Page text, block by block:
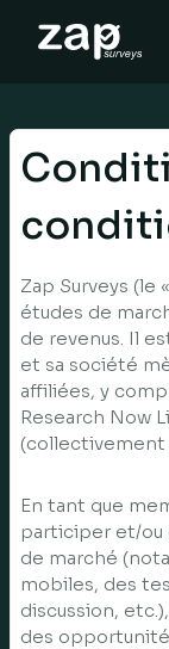
EN
Zap Surveys (le «
études de
de revenus. Il
et sa société
affiliées, y
Research Now
(collectivement
En tant que
participer et/ou
de marché
mobiles, des
discussion,
des